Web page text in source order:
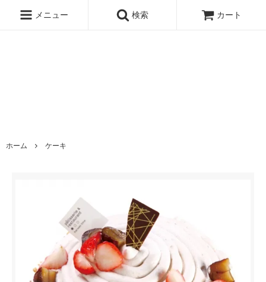
メニュー 検索 カート
ホーム ケーキ